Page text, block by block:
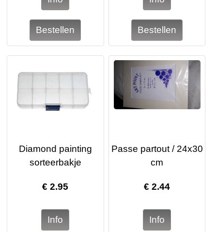
Diamond painting
sorteerbakje
€2.95
Passe partout / 24x30
cm
€2.44